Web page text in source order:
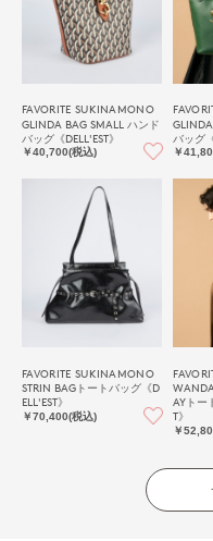
FAVORITE SUKINAMONO
GLINDA BAG SMALL ハンド
バッグ《DELL'EST》
￥40,700(税込)
バッグ
￥
FAVORITE SUKINAMONO
STRIN BAGトートバッグ《D
ELL'EST》
￥70,400(税込)
AYトー
T》
￥